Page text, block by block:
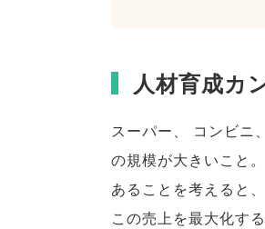
人材育成カ
スーパー、 コンビニ、
の規模が大きいこと 。
あることを考えると 、
この売上を最大化す